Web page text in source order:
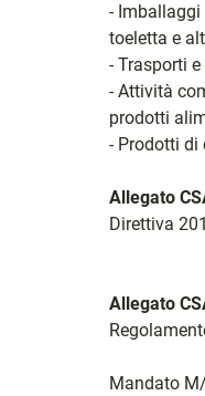
-
toeletta e
- Trasporti
- Attività
prodotti
- Prodotti di
Allegato
Direttiva
Allegato
Mandato